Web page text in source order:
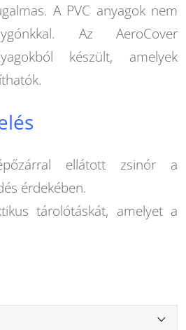
A PVC anyagok nem
Az AeroCover
készült, amelyek
ellátott zsinór a
érdekében.
tárolótáskát, amelyet a